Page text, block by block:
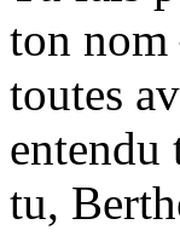
ton nom
toutes
entendu
tu,